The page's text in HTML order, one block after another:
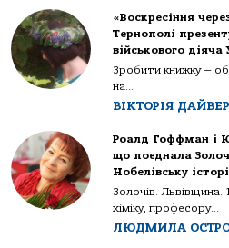
«Воскресіння
Тернополі
військового
Зробити книжку —
на...
ВІКТОРІЯ ДАЙВЕР
Роалд Гоффман і
що поєднала
Нобелівську
Золочів. Львівщина.
хіміку, професору...
ЛЮДМИЛА